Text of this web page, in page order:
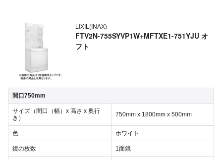
LIXIL(INAX)
FTV2N-755SYVP1W+MFTXE1-751YJU オ
フト
間口750mm
サイズ（間口（幅）x 高さ x 奥行
き）
750mm x 1800mm x 500mm
色 ホワイト
鏡の枚数 1面鏡